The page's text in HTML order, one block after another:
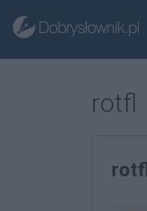
rotfl
rotfl